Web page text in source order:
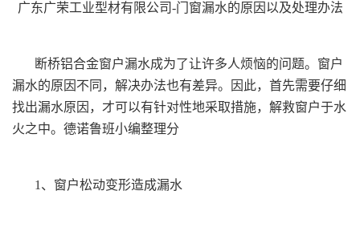
广东广荣工业型材有限公司-门窗漏水的原因以及处理办法
断桥铝合金窗户漏水成为了让许多人烦恼的问题。窗户
漏水的原因不同，解决办法也有差异。因此，首先需要仔细
找出漏水原因，才可以有针对性地采取措施，解救窗户于水
火之中。德诺鲁班小编整理分
1、窗户松动变形造成漏水